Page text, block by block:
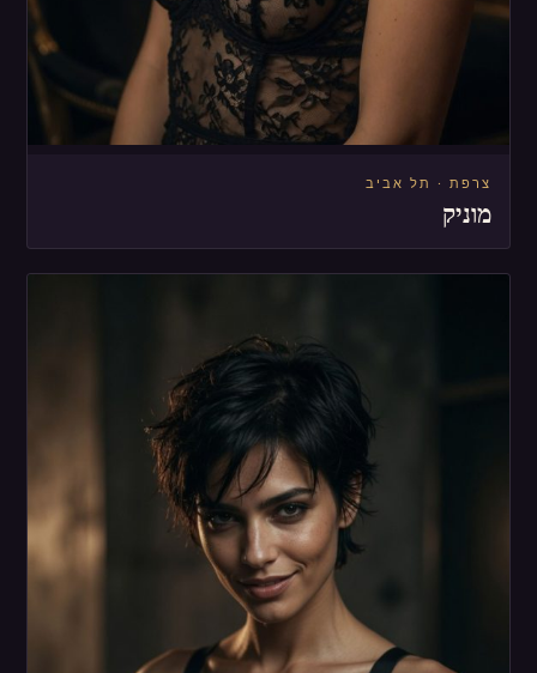
צרפת · תל אביב
מוניק